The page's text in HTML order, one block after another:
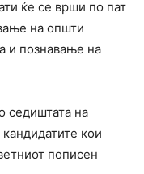
ќе се врши по пат
на општи
и познавање на
седиштата на
кои
пописен